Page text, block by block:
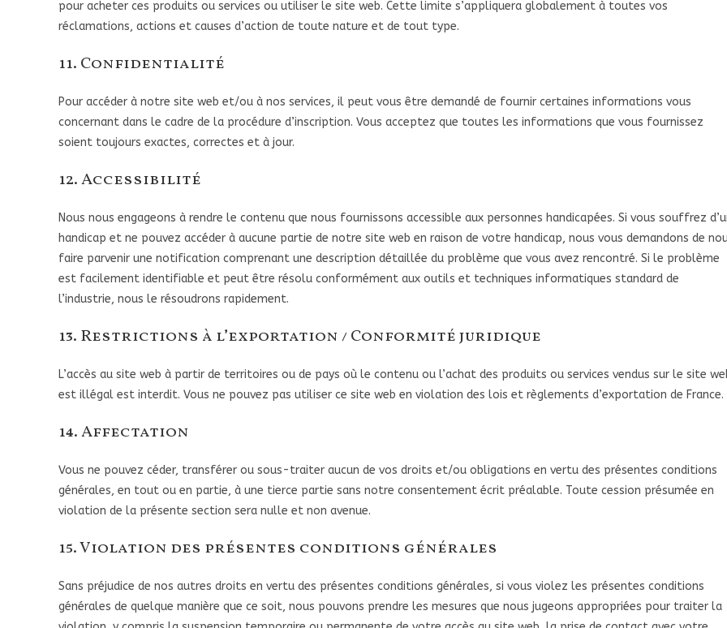
pour acheter ces produits ou services ou utiliser le site web. Cette limite s’appliquera globalement à toutes vos
réclamations, actions et causes d’action de toute nature et de tout type.
11. Confidentialité
Pour accéder à notre site web et/ou à nos services, il peut vous être demandé de fournir certaines informations vous
concernant dans le cadre de la procédure d’inscription. Vous acceptez que toutes les informations que vous fournissez
soient toujours exactes, correctes et à jour.
12. Accessibilité
Nous nous engageons à rendre le contenu que nous fournissons accessible aux personnes handicapées. Si vous souffrez
handicap et ne pouvez accéder à aucune partie de notre site web en raison de votre handicap, nous vous demandons de
faire parvenir une notification comprenant une description détaillée du problème que vous avez rencontré. Si le problème
est facilement identifiable et peut être résolu conformément aux outils et techniques informatiques standard de
l’industrie, nous le résoudrons rapidement.
13. Restrictions à l’exportation / Conformité juridique
L’accès au site web à partir de territoires ou de pays où le contenu ou l’achat des produits ou services vendus sur le site
est illégal est interdit. Vous ne pouvez pas utiliser ce site web en violation des lois et règlements d’exportation de France.
14. Affectation
Vous ne pouvez céder, transférer ou sous-traiter aucun de vos droits et/ou obligations en vertu des présentes conditions
générales, en tout ou en partie, à une tierce partie sans notre consentement écrit préalable. Toute cession présumée en
violation de la présente section sera nulle et non avenue.
15. Violation des présentes conditions générales
Sans préjudice de nos autres droits en vertu des présentes conditions générales, si vous violez les présentes conditions
générales de quelque manière que ce soit, nous pouvons prendre les mesures que nous jugeons appropriées pour traiter la